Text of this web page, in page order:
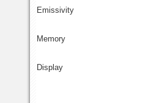
Emissivity
Memory
Display